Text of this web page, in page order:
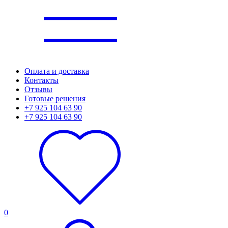
Оплата и доставка
Контакты
Отзывы
Готовые решения
+7 925 104 63 90
+7 925 104 63 90
0